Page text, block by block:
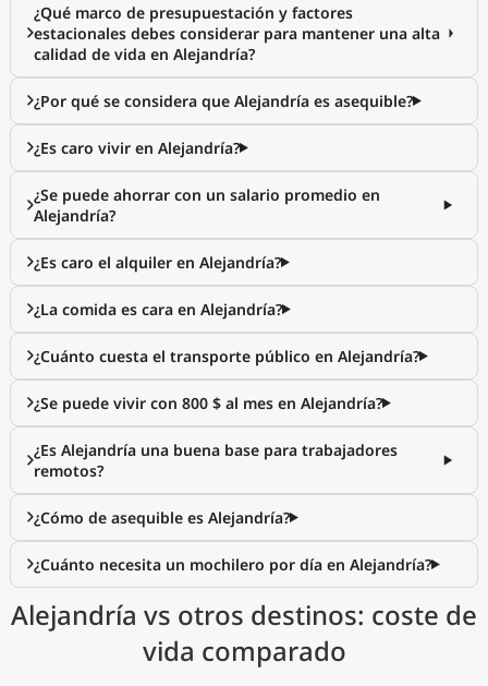
¿Qué marco de presupuestación y factores
estacionales debes considerar para mantener una alta
calidad de vida en Alejandría?
¿Por qué se considera que Alejandría es asequible?
¿Es caro vivir en Alejandría?
¿Se puede ahorrar con un salario promedio en
Alejandría?
¿Es caro el alquiler en Alejandría?
¿La comida es cara en Alejandría?
¿Cuánto cuesta el transporte público en Alejandría?
¿Se puede vivir con 800 $ al mes en Alejandría?
¿Es Alejandría una buena base para trabajadores
remotos?
¿Cómo de asequible es Alejandría?
¿Cuánto necesita un mochilero por día en Alejandría?
Alejandría vs otros destinos: coste de
vida comparado